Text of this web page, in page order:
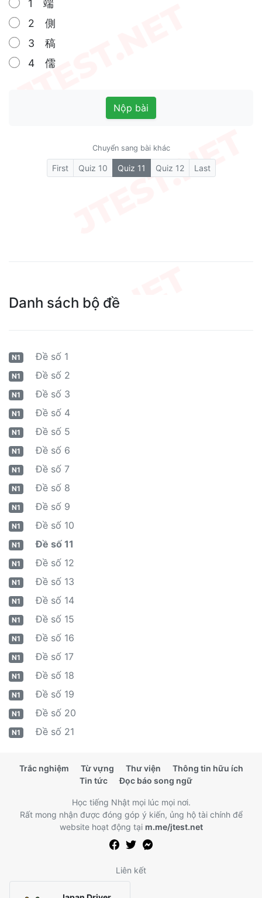
1 端
2 側
3 稿
4 儒
Nộp bài
Chuyển sang bài khác
First Quiz 10 Quiz 11 (current)
Quiz 12 Last
Danh sách bộ đề
N1 Đề số 1
N1 Đề số 2
N1 Đề số 3
N1 Đề số 4
N1 Đề số 5
N1 Đề số 6
N1 Đề số 7
N1 Đề số 8
N1 Đề số 9
N1 Đề số 10
N1 Đề số 11
N1 Đề số 12
N1 Đề số 13
N1 Đề số 14
N1 Đề số 15
N1 Đề số 16
N1 Đề số 17
N1 Đề số 18
N1 Đề số 19
N1 Đề số 20
N1 Đề số 21
Trắc nghiệm Từ vựng Thư viện
Thông tin hữu ích
Tin tức
Đọc báo song ngữ
Học tiếng Nhật mọi lúc mọi nơi.
Rất mong nhận được đóng góp ý kiến, ủng hộ tài chính để
website hoạt động tại m.me/jtest.net
Liên kết